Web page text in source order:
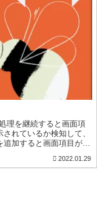
理を継続すると画面項
れているか検知して、
加すると画面項目が切
2022.01.29